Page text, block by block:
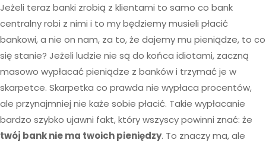
Jeżeli teraz banki zrobią z klientami to samo co bank
centralny robi z nimi i to my będziemy musieli płacić
bankowi, a nie on nam, za to, że dajemy mu pieniądze, to co
się stanie? Jeżeli ludzie nie są do końca idiotami, zaczną
masowo wypłacać pieniądze z banków i trzymać je w
skarpetce. Skarpetka co prawda nie wypłaca procentów,
ale przynajmniej nie każe sobie płacić. Takie wypłacanie
bardzo szybko ujawni fakt, który wszyscy powinni znać: że
twój bank nie ma twoich pieniędzy. To znaczy ma, ale